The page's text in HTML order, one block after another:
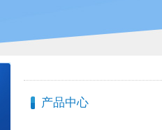
产品中心